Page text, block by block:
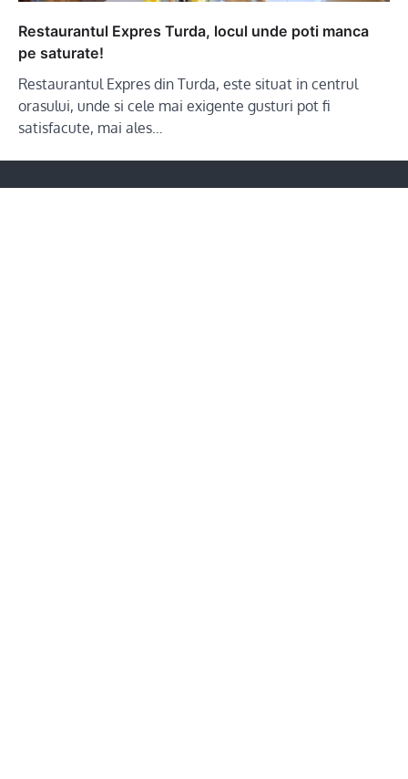
Restaurantul Expres Turda, locul unde poti manca
pe saturate!
Restaurantul Expres din Turda, este situat in centrul
orasului, unde si cele mai exigente gusturi pot fi
satisfacute, mai ales…